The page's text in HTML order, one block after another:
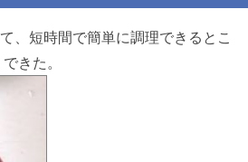
、短時間で簡単に調理できるとこ
きた。